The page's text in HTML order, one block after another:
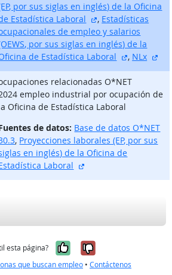
por sus siglas en inglés) de la Oficina
Estadística Laboral
sitio externo
, Estadísticas
de empleo y salarios
por sus siglas en inglés) de la
de Estadística Laboral
sitio
, NLx
relacionadas O*NET
empleo industrial por ocupación de
Oficina de Estadística Laboral
de datos: Base de datos O*NET
, Proyecciones laborales (EP, por sus
en inglés) de la Oficina de
Laboral
esta página? Sí, fue útil
No, no fue
que buscan empleo • Contáctenos